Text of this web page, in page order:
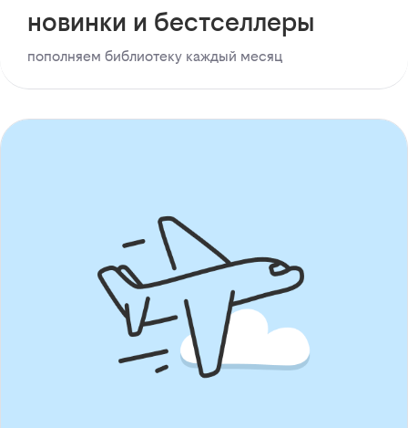
новинки и бестселлеры
пополняем библиотеку каждый месяц